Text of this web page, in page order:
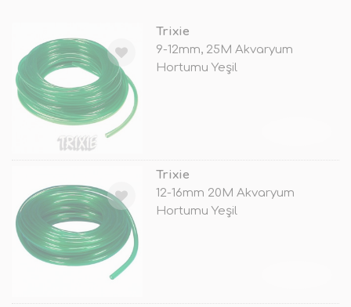
Trixie
9-12mm, 25M Akvaryum
Hortumu Yeşil
Trixie
12-16mm 20M Akvaryum
Hortumu Yeşil